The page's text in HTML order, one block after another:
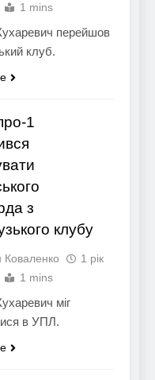
1 mins
перейшов
клуб.
1
з
клубу
Коваленко
1 рік
1 mins
міг
в УПЛ.